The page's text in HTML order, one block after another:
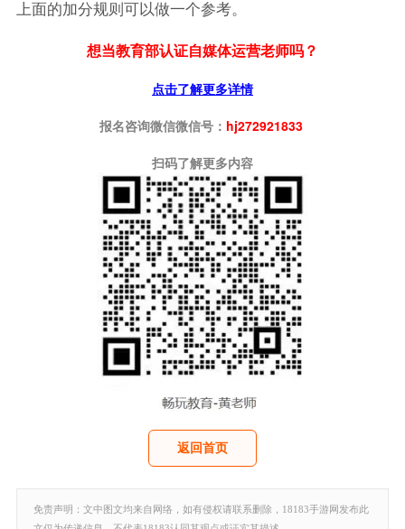
上面的加分规则可以做一个参考。
想当教育部认证自媒体运营老师吗？
点击了解更多详情
报名咨询微信微信号： hj272921833
扫码了解更多内容
返回首页
免责声明：文中图文均来自网络，如有侵权请联系删除，18183手游网发布此